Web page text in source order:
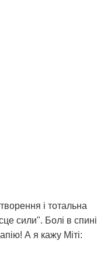
і тотальна
сили". Болі в спині
А я кажу Міті: